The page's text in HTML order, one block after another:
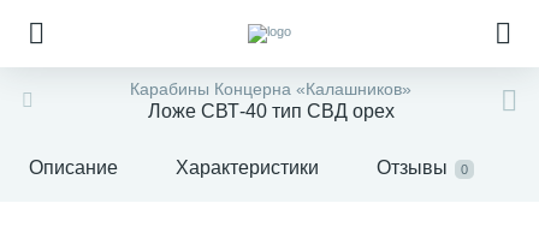
Карабины Концерна «Калашников»
Ложе СВТ-40 тип СВД орех
Описание Характеристики Отзывы 0